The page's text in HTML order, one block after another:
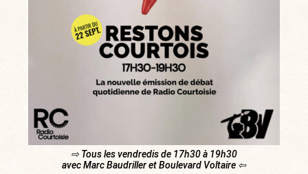
⇨ Tous les vendredis de 17h30 à 19h30
avec Marc Baudriller et Boulevard Voltaire ⇦